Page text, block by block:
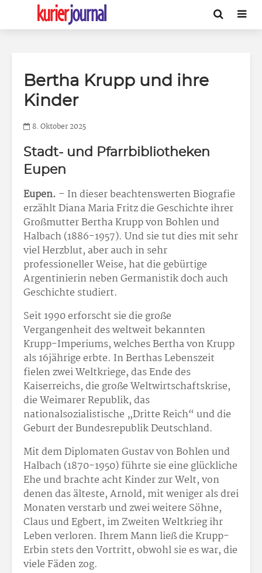
Bertha Krupp und ihre
Kinder
8. Oktober 2025
Stadt- und Pfarrbibliotheken
Eupen
Eupen. – In dieser beachtenswerten Biografie
erzählt Diana Maria Fritz die Geschichte ihrer
Großmutter Bertha Krupp von Bohlen und
Halbach (1886-1957). Und sie tut dies mit sehr
viel Herzblut, aber auch in sehr
professioneller Weise, hat die gebürtige
Argentinierin neben Germanistik doch auch
Geschichte studiert.
Seit 1990 erforscht sie die große
Vergangenheit des weltweit bekannten
Krupp-Imperiums, welches Bertha von Krupp
als 16jährige erbte. In Berthas Lebenszeit
fielen zwei Weltkriege, das Ende des
Kaiserreichs, die große Weltwirtschaftskrise,
die Weimarer Republik, das
nationalsozialistische „Dritte Reich“ und die
Geburt der Bundesrepublik Deutschland.
Mit dem Diplomaten Gustav von Bohlen und
Halbach (1870-1950) führte sie eine glückliche
Ehe und brachte acht Kinder zur Welt, von
denen das älteste, Arnold, mit weniger als drei
Monaten verstarb und zwei weitere Söhne,
Claus und Egbert, im Zweiten Weltkrieg ihr
Leben verloren. Ihrem Mann ließ die Krupp-
Erbin stets den Vortritt, obwohl sie es war, die
viele Fäden zog.